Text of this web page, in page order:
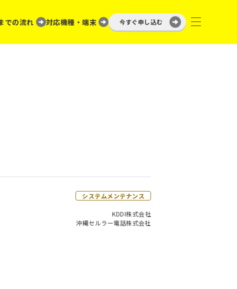
での流れ 対応機種・端末 今すぐ申し込む
システムメンテナンス
KDDI株式会社
沖縄セルラー電話株式会社